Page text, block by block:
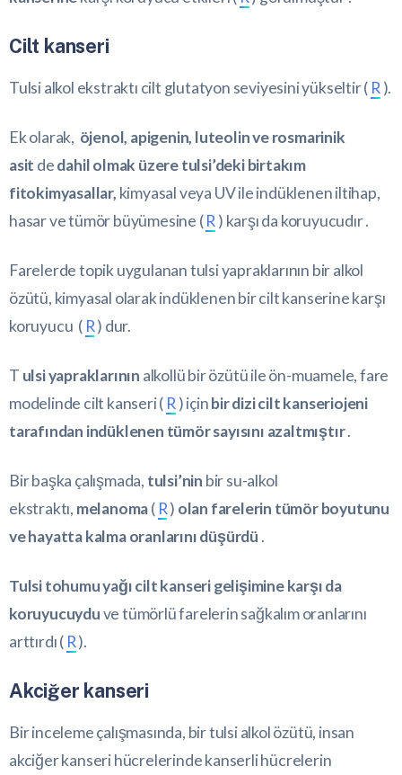
Cilt kanseri
Tulsi alkol ekstraktı cilt glutatyon seviyesini yükseltir ( R ).
Ek olarak, öjenol, apigenin, luteolin ve rosmarinik
asit dedahil olmak üzere tulsi’deki birtakım
fitokimyasallar, kimyasal veya UV ile indüklenen iltihap,
hasar ve tümör büyümesine (R ) karşı da koruyucudır .
Farelerde topik uygulanan tulsi yapraklarının bir alkol
özütü, kimyasal olarak indüklenen bir cilt kanserine karşı
koruyucu ( R) dur.
T ulsi yapraklarının alkollü bir özütü ile ön-muamele, fare
modelinde cilt kanseri ( R ) içinbir dizi cilt kanseriojeni
tarafından indüklenen tümör sayısını azaltmıştır.
Bir başka çalışmada, tulsi’nin bir su-alkol
ekstraktı, melanoma( R) olan farelerin tümör boyutunu
ve hayatta kalma oranlarını düşürdü .
Tulsi tohumu yağı cilt kanseri gelişimine karşı da
koruyucuyduve tümörlü farelerin sağkalım oranlarını
arttırdı ( R).
Akciğer kanseri
Bir inceleme çalışmasında, bir tulsi alkol özütü, insan
akciğer kanseri hücrelerinde kanserli hücrelerin